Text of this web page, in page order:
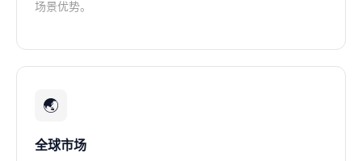
场景优势。
🌏
全球市场